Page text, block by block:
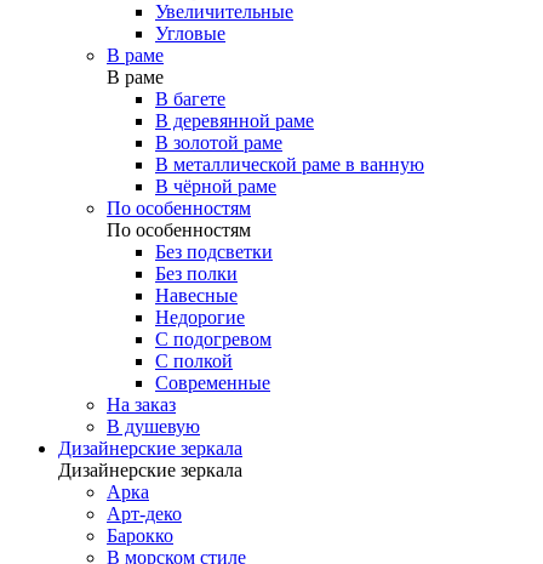
Увеличительные
Угловые
В раме
В раме
В багете
В деревянной раме
В золотой раме
В металлической раме в ванную
В чёрной раме
По особенностям
По особенностям
Без подсветки
Без полки
Навесные
Недорогие
С подогревом
С полкой
Современные
На заказ
В душевую
Дизайнерские зеркала
Дизайнерские зеркала
Арка
Арт-деко
Барокко
В морском стиле